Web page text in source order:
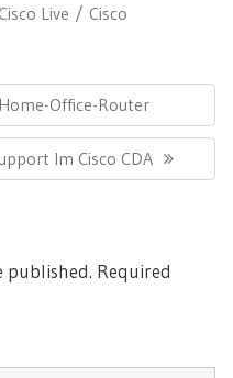
Cisco Live
Cisco
Office-Router
Im Cisco CDA
published. Required